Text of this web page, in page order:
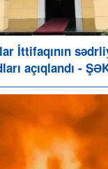
İttifaqının
açıqlandı -